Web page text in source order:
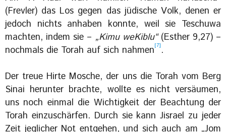
(Frevler) das Los gegen das jüdische Volk, denen er
jedoch nichts anhaben konnte, weil sie Teschuwa
machten, indem sie – „Kimu weKiblu“(Esther 9,27) –
nochmals die Torah auf sich nahmen[7] .
Der treue Hirte Mosche, der uns die Torah vom Berg
Sinai herunter brachte, wollte es nicht versäumen,
uns noch einmal die Wichtigkeit der Beachtung der
Torah einzuschärfen. Durch sie kann Jisrael zu jeder
Zeit jeglicher Not entgehen, und sich auch am „Jom